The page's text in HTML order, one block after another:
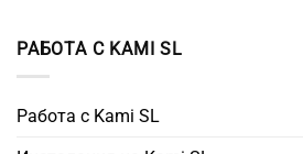
РАБОТА С KAMI SL
Работа с Kami SL